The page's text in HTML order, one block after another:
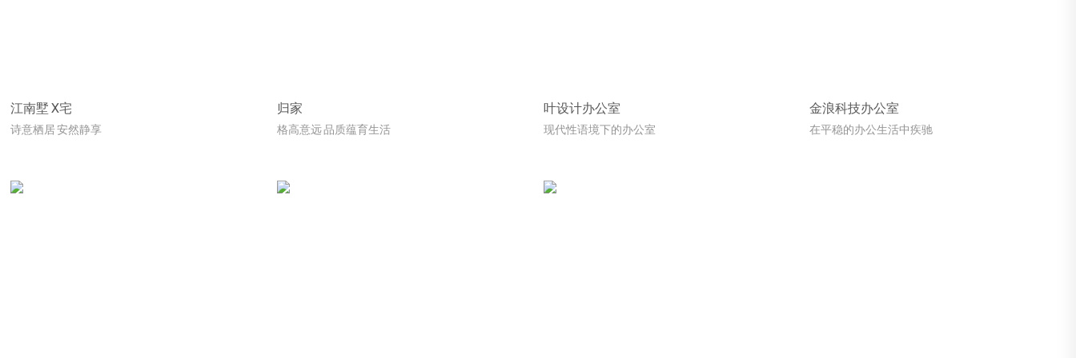
江南墅 X宅
诗意栖居 安然静享
归家
格高意远 品质蕴育生活
叶设计办公室
现代性语境下的办公室
金浪科技办公室
在平稳的办公生活中疾驰